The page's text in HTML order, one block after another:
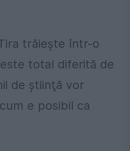
trăieşte într-o
total diferită de
de ştiinţă vor
e posibil ca